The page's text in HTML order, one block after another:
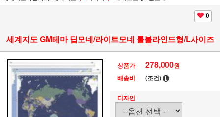
0
세계지도 GM테마 딥모네/라이트모네 롤블라인드형/L사이즈
상품가 278,000원
배송비
(조건)
디자인